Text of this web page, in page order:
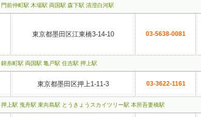
前仲町駅 木場駅 両国駅 森下駅 清澄白河駅
東京都墨田区江東橋3-14-10 03-5638-0081
糸町駅 両国駅 亀戸駅 住吉駅 押上駅
東京都墨田区押上1-11-3 03-3622-1161
上駅 曳舟駅 東向島駅 とうきょうスカイツリー駅 本所吾妻橋駅